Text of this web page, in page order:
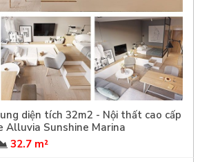
diện tích 32m2 - Nội thất cao cấp
Alluvia Sunshine Marina
32.7 m²